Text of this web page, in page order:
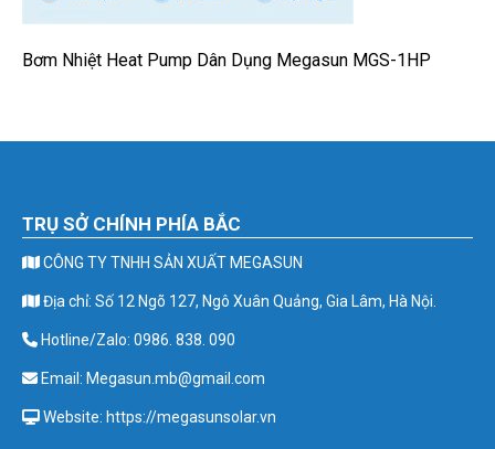
Bơm Nhiệt Heat Pump Dân Dụng Megasun MGS-1HP
TRỤ SỞ CHÍNH PHÍA BẮC
CÔNG TY TNHH SẢN XUẤT MEGASUN
Địa chỉ: Số 12 Ngõ 127, Ngô Xuân Quảng, Gia Lâm, Hà Nội.
Hotline/Zalo: 0986. 838. 090
Email: Megasun.mb@gmail.com
Website: https://megasunsolar.vn